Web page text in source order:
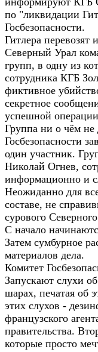
по "ликвидации
Госбезопасности.
Гитлера перевозят
Северный Урал
групп, в одну из
сотрудника КГБ
фиктивное
секретное
успешной
Группа ни о чём не
Госбезопасности
один участник.
Николай Огнев,
информационно и
Неожиданно для
составе, не
сурового
С начало
Затем сумбурное
материалов дела.
Комитет
Запускают слухи
шарах, печатая об
этих слухов -
французского
правительства.
которые просто